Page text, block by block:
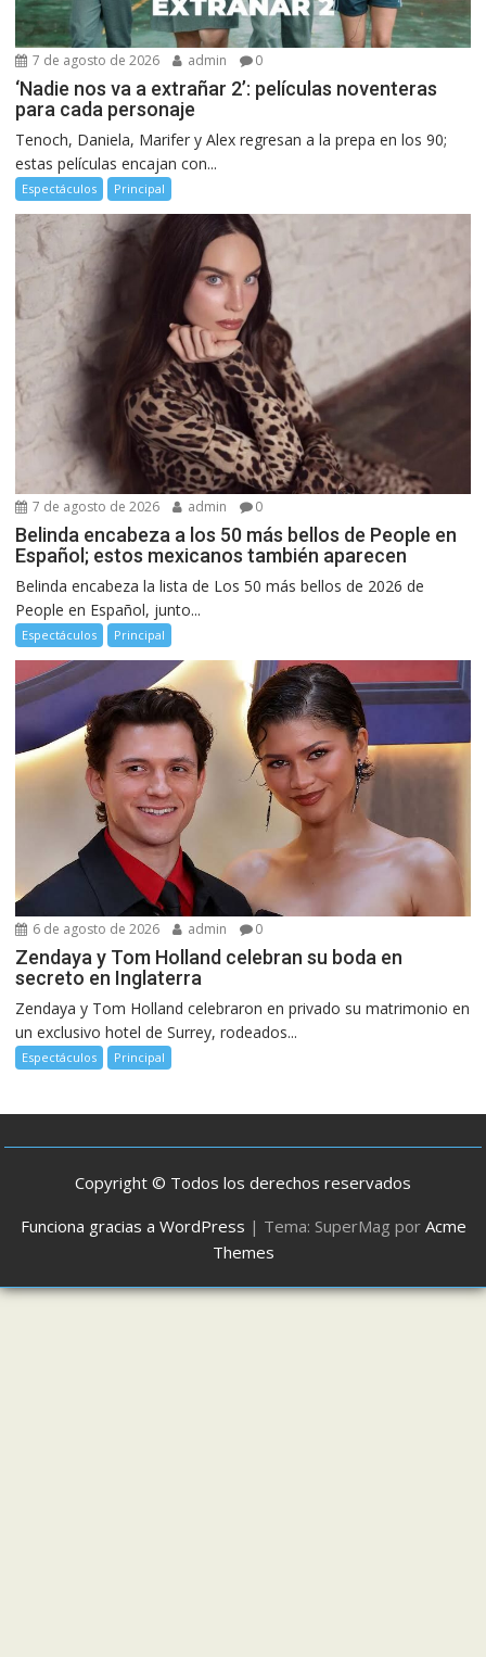
7 de agosto de 2026 admin 0
‘Nadie nos va a extrañar 2’: películas noventeras
para cada personaje
Tenoch, Daniela, Marifer y Alex regresan a la prepa en los 90;
estas películas encajan con...
Espectáculos Principal
7 de agosto de 2026 admin 0
Belinda encabeza a los 50 más bellos de People en
Español; estos mexicanos también aparecen
Belinda encabeza la lista de Los 50 más bellos de 2026 de
People en Español, junto...
Espectáculos Principal
6 de agosto de 2026 admin 0
Zendaya y Tom Holland celebran su boda en
secreto en Inglaterra
Zendaya y Tom Holland celebraron en privado su matrimonio en
un exclusivo hotel de Surrey, rodeados...
Espectáculos Principal
Copyright © Todos los derechos reservados
Funciona gracias a WordPress | Tema: SuperMag por Acme
Themes